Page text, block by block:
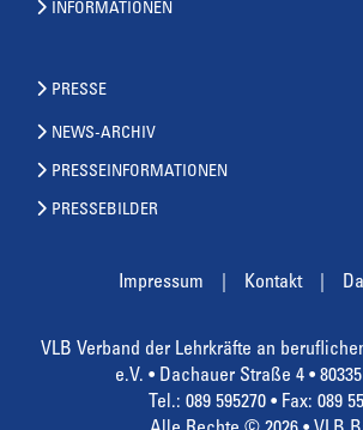
INFORMATIONEN
PRESSE
NEWS-ARCHIV
PRESSEINFORMATIONEN
PRESSEBILDER
Impressum Kontakt
VLB Verband der Lehrkräfte an
e.V. • Dachauer Straße 4 •
Tel.: 089 595270 • Fax: 089